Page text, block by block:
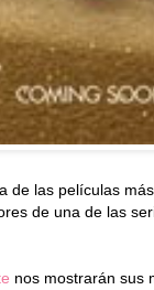
de las películas
de una de las
nos mostrarán sus